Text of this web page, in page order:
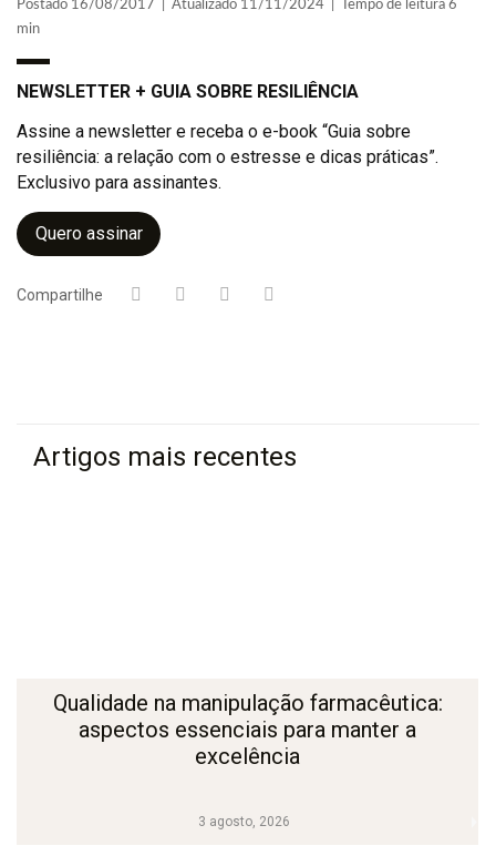
Postado 16/08/2017 | Atualizado 11/11/2024 | Tempo de leitura 6
min
NEWSLETTER + GUIA SOBRE RESILIÊNCIA
Assine a newsletter e receba o e-book “Guia sobre
resiliência: a relação com o estresse e dicas práticas”.
Exclusivo para assinantes.
Quero assinar
Compartilhe
Artigos mais recentes
3 agosto, 2026
Qualidade na manipulação farmacêutica:
aspectos essenciais para manter a
excelência